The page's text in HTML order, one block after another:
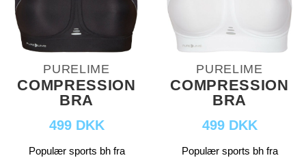
PURELIME
COMPRESSION
BRA
499 DKK
Populær sports bh fra
PURELIME
COMPRESSION
BRA
499 DKK
Populær sports bh fra